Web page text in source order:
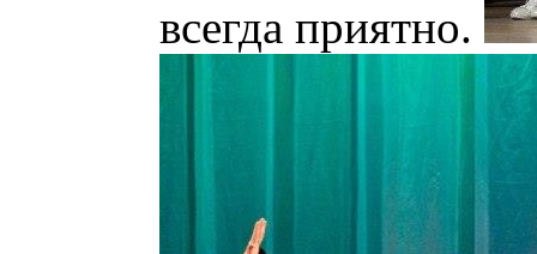
всегда приятно.